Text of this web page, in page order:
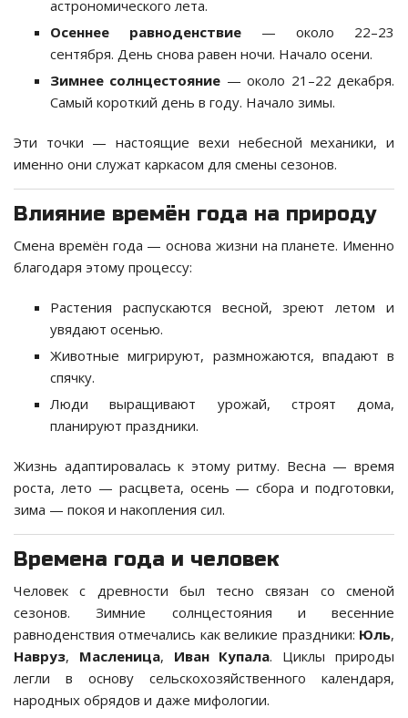
астрономического лета.
Осеннее равноденствие — около 22–23
сентября. День снова равен ночи. Начало осени.
Зимнее солнцестояние — около 21–22 декабря.
Самый короткий день в году. Начало зимы.
Эти точки — настоящие вехи небесной механики, и
именно они служат каркасом для смены сезонов.
Влияние времён года на природу
Смена времён года — основа жизни на планете. Именно
благодаря этому процессу:
Растения распускаются весной, зреют летом и
увядают осенью.
Животные мигрируют, размножаются, впадают в
спячку.
Люди выращивают урожай, строят дома,
планируют праздники.
Жизнь адаптировалась к этому ритму. Весна — время
роста, лето — расцвета, осень — сбора и подготовки,
зима — покоя и накопления сил.
Времена года и человек
Человек с древности был тесно связан со сменой
сезонов. Зимние солнцестояния и весенние
равноденствия отмечались как великие праздники: Юль,
Навруз, Масленица, Иван Купала. Циклы природы
легли в основу сельскохозяйственного календаря,
народных обрядов и даже мифологии.